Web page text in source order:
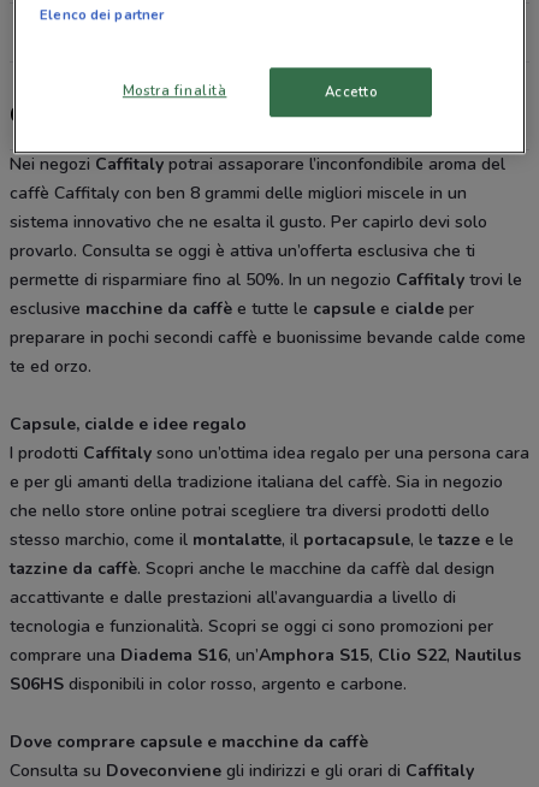
Caffitaly, offerte e negozi
Nei negozi Caffitaly potrai assaporare l’inconfondibile aroma del
caffè Caffitaly con ben 8 grammi delle migliori miscele in un
sistema innovativo che ne esalta il gusto. Per capirlo devi solo
provarlo. Consulta se oggi è attiva un’offerta esclusiva che ti
permette di risparmiare fino al 50%. In un negozio Caffitaly trovi le
esclusive macchine da caffè e tutte le capsule e cialde per
preparare in pochi secondi caffè e buonissime bevande calde come
te ed orzo.
Capsule, cialde e idee regalo
I prodotti Caffitaly sono un’ottima idea regalo per una persona cara
e per gli amanti della tradizione italiana del caffè. Sia in negozio
che nello store online potrai scegliere tra diversi prodotti dello
stesso marchio, come il montalatte, il portacapsule, letazze e le
tazzine da caffè. Scopri anche le macchine da caffè dal design
accattivante e dalle prestazioni all’avanguardia a livello di
tecnologia e funzionalità. Scopri se oggi ci sono promozioni per
comprare una Diadema S16, un’Amphora S15, Clio S22, Nautilus
S06HS disponibili in color rosso, argento e carbone.
Dove comprare capsule e macchine da caffè
Consulta su Doveconviene gli indirizzi e gli orari di Caffitaly
Elenco dei partner
Mostra finalità Accetto